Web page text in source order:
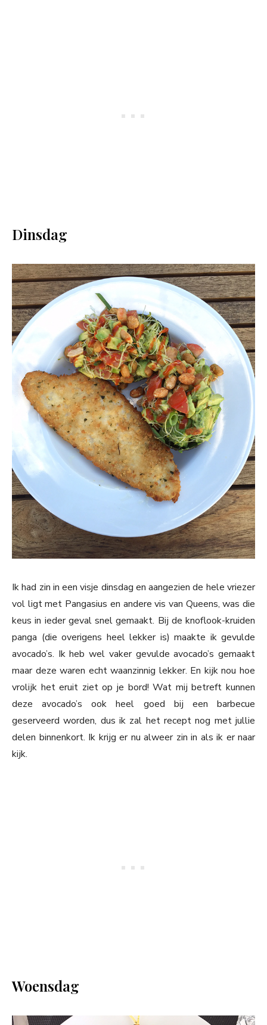
Dinsdag
Ik had zin in een visje dinsdag en aangezien de hele vriezer
vol ligt met Pangasius en andere vis van Queens, was die
keus in ieder geval snel gemaakt. Bij de knoflook-kruiden
panga (die overigens heel lekker is) maakte ik gevulde
avocado’s. Ik heb wel vaker gevulde avocado’s gemaakt
maar deze waren echt waanzinnig lekker. En kijk nou hoe
vrolijk het eruit ziet op je bord! Wat mij betreft kunnen
deze avocado’s ook heel goed bij een barbecue
geserveerd worden, dus ik zal het recept nog met jullie
delen binnenkort. Ik krijg er nu alweer zin in als ik er naar
kijk.
Woensdag